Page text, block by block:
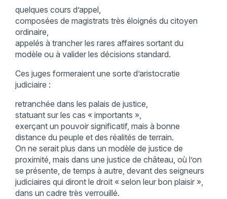
quelques cours d’appel,
composées de magistrats très éloignés du citoyen
ordinaire,
appelés à trancher les rares affaires sortant du
modèle ou à valider les décisions standard.
Ces juges formeraient une sorte d’aristocratie
judiciaire :
retranchée dans les palais de justice,
statuant sur les cas « importants »,
exerçant un pouvoir significatif, mais à bonne
distance du peuple et des réalités de terrain.
On ne serait plus dans un modèle de justice de
proximité, mais dans une justice de château, où l’on
se présente, de temps à autre, devant des seigneurs
judiciaires qui diront le droit « selon leur bon plaisir »,
dans un cadre très verrouillé.